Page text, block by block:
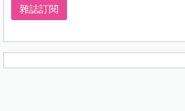
雜誌訂閱